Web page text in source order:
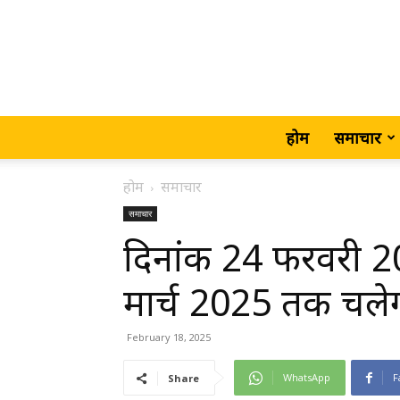
होम समाचार
होम समाचार
समाचार
दिनांक 24 फरवरी
मार्च 2025 तक
February 18, 2025
Share WhatsApp